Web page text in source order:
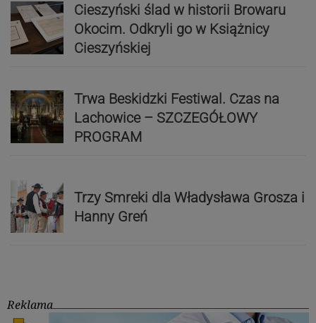
Cieszyński ślad w historii Browaru
Okocim. Odkryli go w Książnicy
Cieszyńskiej
Trwa Beskidzki Festiwal. Czas na
Lachowice – SZCZEGÓŁOWY
PROGRAM
Trzy Smreki dla Władysława Grosza i
Hanny Greń
Reklama